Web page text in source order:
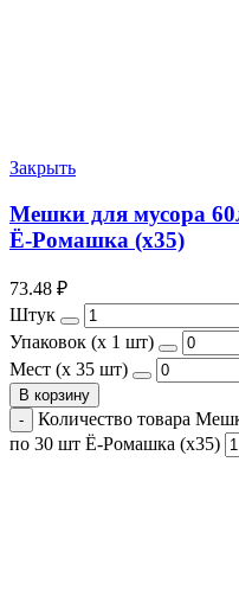
Закрыть
Мешки для мусора
Ё-Ромашка (х35)
73.48 ₽
Штук
Упаковок (x 1 шт)
Мест (x 35 шт)
В корзину
Количество товара
по 30 шт Ё-Ромашка (х35)